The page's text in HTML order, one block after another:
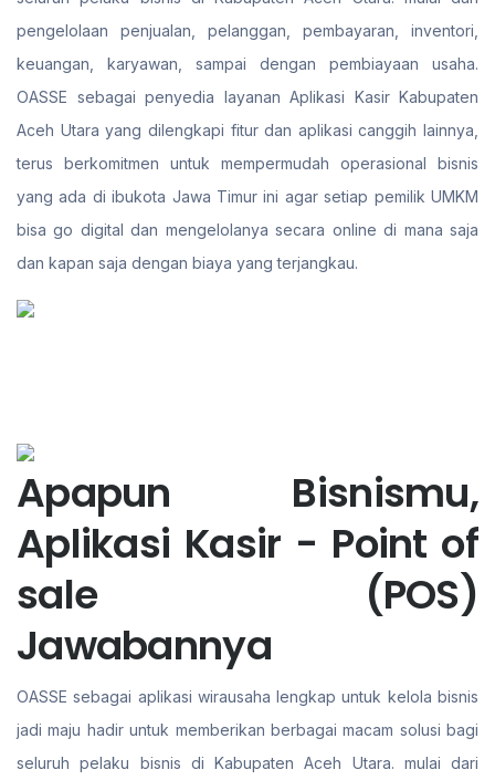
pengelolaan penjualan, pelanggan, pembayaran, inventori,
keuangan, karyawan, sampai dengan pembiayaan usaha.
OASSE sebagai penyedia layanan Aplikasi Kasir Kabupaten
Aceh Utara yang dilengkapi fitur dan aplikasi canggih lainnya,
terus berkomitmen untuk mempermudah operasional bisnis
yang ada di ibukota Jawa Timur ini agar setiap pemilik UMKM
bisa go digital dan mengelolanya secara online di mana saja
dan kapan saja dengan biaya yang terjangkau.
Apapun Bisnismu,
Aplikasi Kasir - Point of
sale (POS)
Jawabannya
OASSE sebagai aplikasi wirausaha lengkap untuk kelola bisnis
jadi maju hadir untuk memberikan berbagai macam solusi bagi
seluruh pelaku bisnis di Kabupaten Aceh Utara. mulai dari